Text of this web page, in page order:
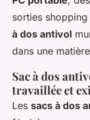
sorties
à dos antivol
dans une
Sac à dos
travaillée et
Les sacs à dos